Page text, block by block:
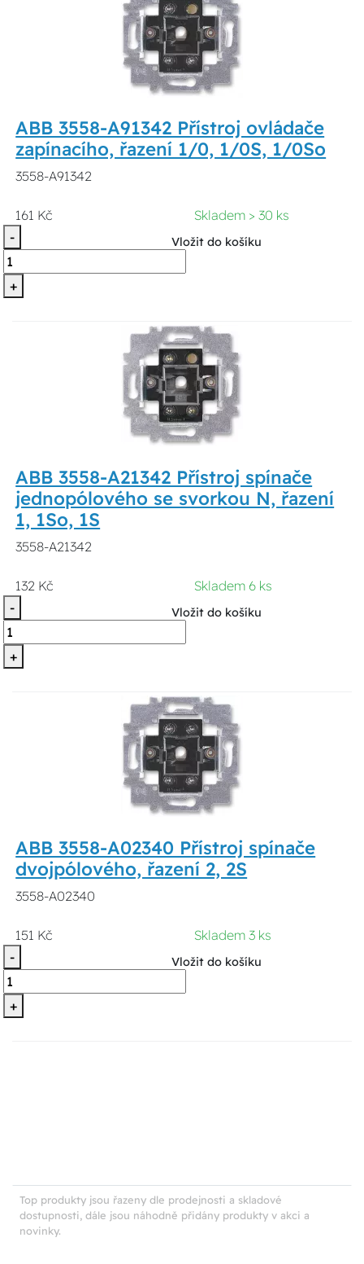
ABB 3558-A91342 Přístroj ovládače
zapínacího, řazení 1/0, 1/0S, 1/0So
3558-A91342
161 Kč
Skladem > 30 ks
-
+
Vložit do košíku
ABB 3558-A21342 Přístroj spínače
jednopólového se svorkou N, řazení
1, 1So, 1S
3558-A21342
132 Kč
Skladem 6 ks
-
+
Vložit do košíku
ABB 3558-A02340 Přístroj spínače
dvojpólového, řazení 2, 2S
3558-A02340
151 Kč
Skladem 3 ks
-
+
Vložit do košíku
Top produkty jsou řazeny dle prodejnosti a skladové
dostupnosti, dále jsou náhodně přidány produkty v akci a
novinky.